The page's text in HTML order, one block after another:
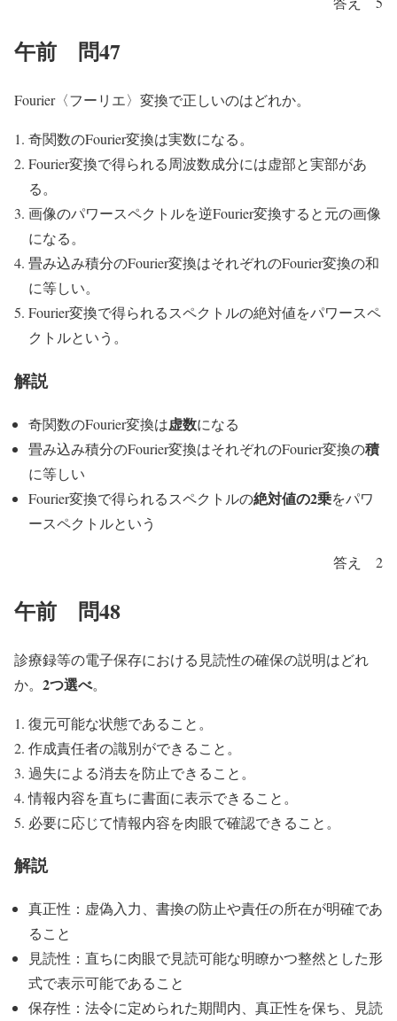
午前 問47
Fourier〈フーリエ〉変換で正しいのはどれか。
奇関数のFourier変換は実数になる。
Fourier変換で得られる周波数成分には虚部と実部があ
る。
画像のパワースペクトルを逆Fourier変換すると元の画像
になる。
畳み込み積分のFourier変換はそれぞれのFourier変換の和
に等しい。
Fourier変換で得られるスペクトルの絶対値をパワースペ
クトルという。
解説
奇関数のFourier変換は虚数になる
畳み込み積分のFourier変換はそれぞれのFourier変換の積
に等しい
Fourier変換で得られるスペクトルの絶対値の2乗をパワ
ースペクトルという
答え 2
午前 問48
診療録等の電子保存における見読性の確保の説明はどれ
か。 2つ選べ。
復元可能な状態であること。
作成責任者の識別ができること。
過失による消去を防止できること。
情報内容を直ちに書面に表示できること。
必要に応じて情報内容を肉眼で確認できること。
解説
真正性：虚偽入力、書換の防止や責任の所在が明確であ
ること
見読性：直ちに肉眼で見読可能な明瞭かつ整然とした形
式で表示可能であること
保存性：法令に定められた期間内、真正性を保ち、見読